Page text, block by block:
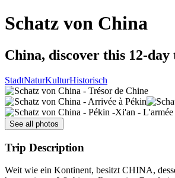
Schatz von China
China, discover this 12-
StadtNaturKulturHistorisch
See all photos
Trip Description
Weit wie ein Kontinent, besitzt CHINA,